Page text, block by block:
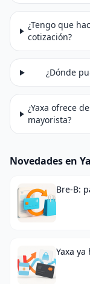
¿Tengo que
cotización?
¿Dónde
¿Yaxa ofrece
mayorista?
Novedades en
Bre-B:
Yaxa